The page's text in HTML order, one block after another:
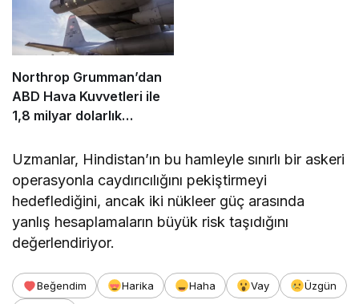
Northrop Grumman’dan
ABD Hava Kuvvetleri ile
1,8 milyar dolarlık
Uzmanlar, Hindistan’ın bu hamleyle sınırlı bir askeri
operasyonla caydırıcılığını pekiştirmeyi
hedeflediğini, ancak iki nükleer güç arasında
yanlış hesaplamaların büyük risk taşıdığını
değerlendiriyor.
Beğendim Harika Haha Vay
Üzgün